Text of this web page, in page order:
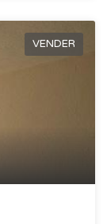
VENDER